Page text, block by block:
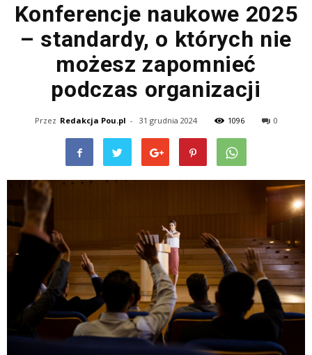
Konferencje naukowe 2025
– standardy, o których nie
możesz zapomnieć
podczas organizacji
Przez Redakcja Pou.pl - 31 grudnia 2024 1096 0